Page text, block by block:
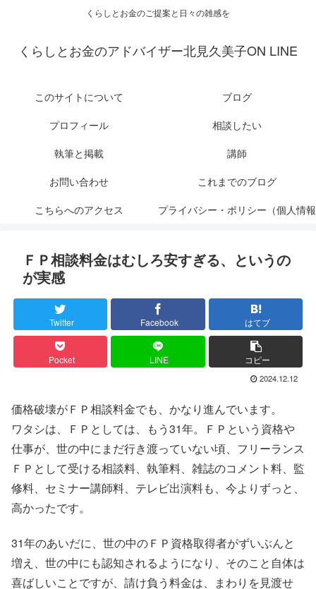
くらしとお金のご提案と日々の雑感を
くらしとお金のアドバイザー北見久美子ON LINE
このサイトについて
ブログ
プロフィール
相談したい
執筆と掲載
講師
お問い合わせ
これまでのブログ
こちらへのアクセス
プライバシー・ポリシー（個人情報
ＦＰ相談料金はむしろ安すぎる、というの
が実感
Twitter Facebook はてブ
Pocket LINE コピー
2024.12.12
価格破壊がＦＰ相談料金でも、かなり進んでいます。
ワタシは、ＦＰとしては、もう31年。ＦＰという資格や
仕事が、世の中にまだ行き渡っていない頃、フリーランス
ＦＰとして受ける相談料、執筆料、雑誌のコメント料、監
修料、セミナー講師料、テレビ出演料も、今よりずっと、
高かったです。
31年のあいだに、世の中のＦＰ資格取得者がずいぶんと
増え、世の中にも認知されるようになり、そのこと自体は
喜ばしいことですが、請け負う料金は、まわりを見渡せ